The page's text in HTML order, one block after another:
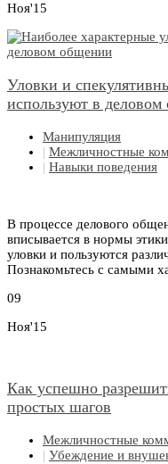
Ноя'15
Уловки и
используют в
Манипуляция
| Межличностные
| Навыки поведения
В процессе делового
вписывается в нормы
уловки и пользуются
Познакомьтесь с самыми
09
Ноя'15
Как успешно
простых шагов
Межличностные
| Убеждение и